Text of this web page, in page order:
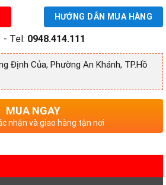
HƯỚNG DẪN MUA HÀNG
- Tel: 0948.414.111
Định Của, Phường An Khánh, TP.Hồ
MUA NGAY
nhận và giao hàng tận nơi